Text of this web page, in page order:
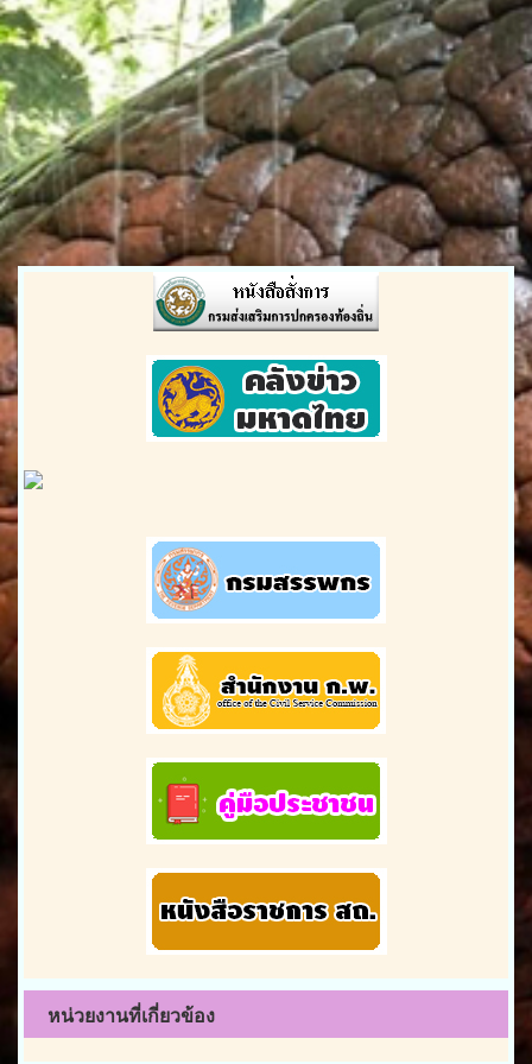
หน่วยงานที่เกี่ยวข้อง